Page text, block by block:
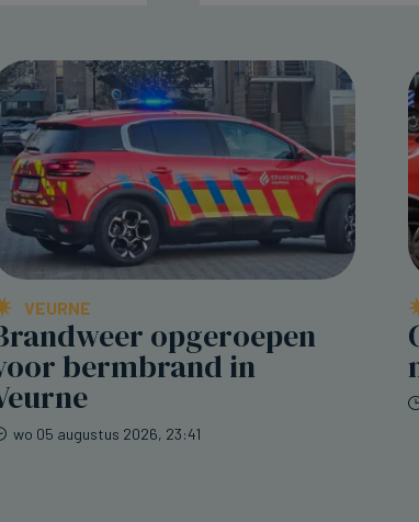
VEURNE
opgeroepen
bermbrand in
wo 05 augustus 2026, 23:41